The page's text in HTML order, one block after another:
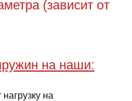
(зависит от
на наши:
на